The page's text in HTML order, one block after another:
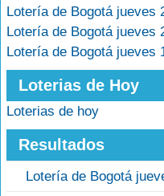
Lotería de Bogotá jueves
Lotería de Bogotá jueves
Lotería de Bogotá jueves
Loterias de Hoy
Loterias de hoy
Resultados
Lotería de Bogotá